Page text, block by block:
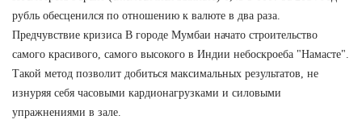
рубль обесценился по отношению к валюте в два раза.
Предчувствие кризиса В городе Мумбаи начато строительство
самого красивого, самого высокого в Индии небоскроеба "Намасте".
Такой метод позволит добиться максимальных результатов, не
изнуряя себя часовыми кардионагрузками и силовыми
упражнениями в зале.